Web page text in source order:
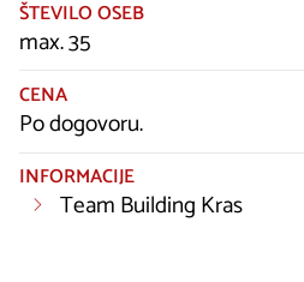
ŠTEVILO OSEB
max. 35
CENA
Po dogovoru.
INFORMACIJE
Team Building Kras